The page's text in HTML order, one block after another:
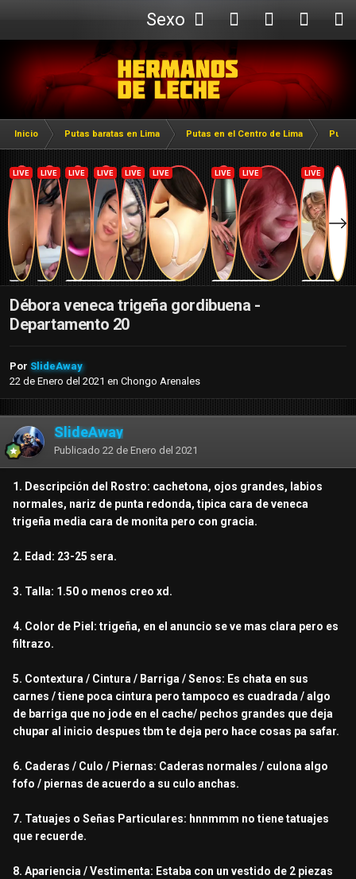
Sexo
Webcam
Inicio Putas baratas en Lima Putas en el Centro de Lima
Débora veneca trigeña gordibuena -
Departamento 20
Por SlideAway
22 de Enero del 2021 en Chongo Arenales
SlideAway
Publicado 22 de Enero del 2021
1. Descripción del Rostro: cachetona, ojos grandes, labios
normales, nariz de punta redonda, tipica cara de veneca
trigeña media cara de monita pero con gracia.
2. Edad: 23-25 sera.
3. Talla: 1.50 o menos creo xd.
4. Color de Piel: trigeña, en el anuncio se ve mas clara pero es
filtrazo.
5. Contextura / Cintura / Barriga / Senos: Es chata en sus
carnes / tiene poca cintura pero tampoco es cuadrada / algo
de barriga que no jode en el cache/ pechos grandes que deja
chupar al inicio despues tbm te deja pero hace cosas pa safar.
6. Caderas / Culo / Piernas: Caderas normales / culona algo
fofo / piernas de acuerdo a su culo anchas.
7. Tatuajes o Señas Particulares: hnnmmm no tiene tatuajes
que recuerde.
8. Apariencia / Vestimenta: Estaba con un vestido de 2 piezas